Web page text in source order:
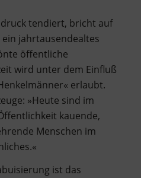
tendiert, bricht auf
jahrtausendealtes
öffentliche
wird unter dem Einfluß
erlaubt.
»Heute sind im
kauende,
Menschen im
ist das